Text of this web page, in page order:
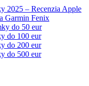
2025 – Recenzia Apple
Garmin Fenix
do 50 eur
do 100 eur
do 200 eur
do 500 eur